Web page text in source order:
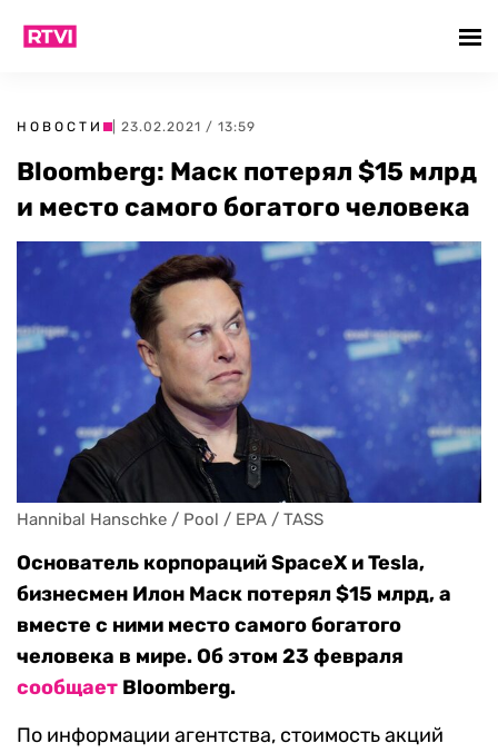
НОВОСТИ | 23.02.2021 / 13:59
Bloomberg: Маск потерял $15 млрд
и место самого богатого человека
Hannibal Hanschke / Pool / EPA / TASS
Основатель корпораций SpaceX и Tesla,
бизнесмен Илон Маск потерял $15 млрд, а
вместе с ними место самого богатого
человека в мире. Об этом 23 февраля
сообщает Bloomberg.
По информации агентства, стоимость акций